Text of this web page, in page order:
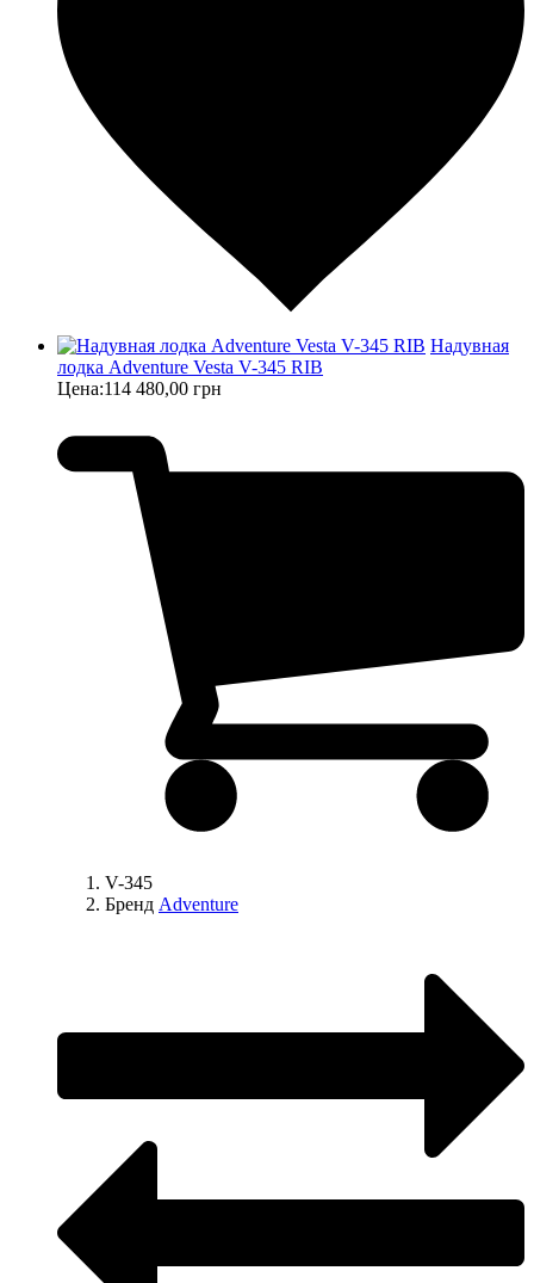
Надувная
лодка Adventure Vesta V-345 RIB
Цена:114 480,00 грн
V-345
Бренд Adventure